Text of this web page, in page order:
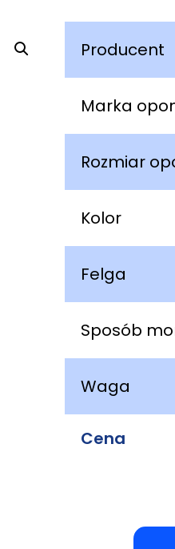
Producent
Marka
Rozmiar
Kolor
Felga
Sposób
Waga
Cena